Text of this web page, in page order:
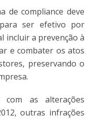
de compliance deve
ser efetivo por
incluir a prevenção à
e combater os atos
preservando o
as alterações
outras infrações